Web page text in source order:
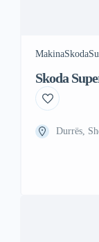
MakinaSkoda
Skoda
Durrës,